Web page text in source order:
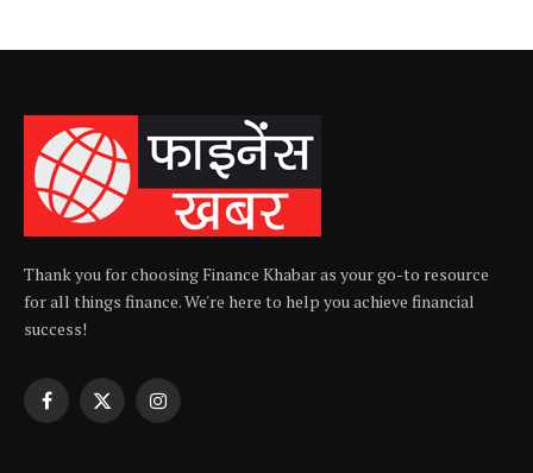
Thank you for choosing Finance Khabar as your go-to resource
for all things finance. We're here to help you achieve financial
success!
Facebook
X
Instagram